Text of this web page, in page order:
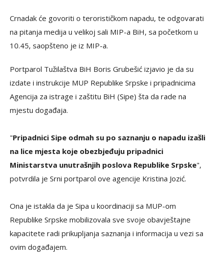
Crnadak će govoriti o terorističkom napadu, te odgovarati
na pitanja medija u velikoj sali MIP-a BiH, sa početkom u
10.45, saopšteno je iz MIP-a.
Portparol Tužilaštva BiH Boris Grubešić izjavio je da su
izdate i instrukcije MUP Republike Srpske i pripadnicima
Agencija za istrage i zaštitu BiH (Sipe) šta da rade na
mjestu događaja.
"Pripadnici Sipe odmah su po saznanju o napadu izašli
na lice mjesta koje obezbjeđuju pripadnici
Ministarstva unutrašnjih poslova Republike Srpske",
potvrdila je Srni portparol ove agencije Kristina Jozić.
Ona je istakla da je Sipa u koordinaciji sa MUP-om
Republike Srpske mobilizovala sve svoje obavještajne
kapacitete radi prikupljanja saznanja i informacija u vezi sa
ovim događajem.